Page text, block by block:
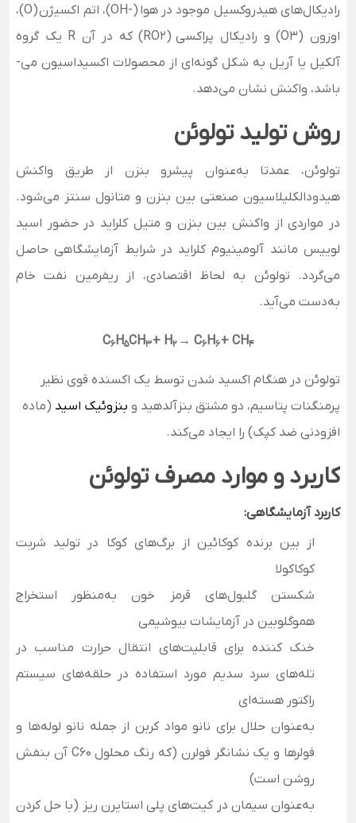
رادیکال‌های هیدروکسیل موجود در هوا (OH-)، اتم اکسیژن(O)،
اوزون (O3
) و رادیکال پراکسی (RO2) که در آنR یک گروه
آلکیل یا آریل به شکل گونه‌ای از محصولات اکسیداسیون می‌­
باشد، واکنش نشان می‌دهد.
روش تولید تولوئن
تولوئن، عمدتا به‌عنوان پیشرو بنزن از طریق واکنش
هیدودالکلیلاسیون صنعتی بین بنزن و متانول سنتز می‌شود.
در مواردی از واکنش بین بنزن و متیل کلراید در حضور اسید
لوییس مانند آلومینیوم کلراید در شرایط آزمایشگاهی حاصل
می‌گردد. تولوئن به لحاظ اقتصادی، از ریفرمین نفت خام
به‌دست می‌آید.
C6H5CH3+ H2→ C6H6+ CH4
تولوئن در هنگام اکسید شدن توسط یک اکسنده قوی نظیر
پرمنگنات پتاسیم، دو مشتق بنزآلدهید و بنزوئیک اسید (ماده
افزودنی ضد کپک) را ایجاد می‌کند.
کاربرد و موارد مصرف تولوئن
کاربرد آزمایشگاهی:
از بین برنده کوکائین از برگ‌های کوکا در تولید شربت
کوکاکولا
شکستن گلبول‌های قرمز خون به‌منظور استخراج
هموگلوبین در آزمایشات بیوشیمی
خنک کننده برای قابلیت‌های انتقال حرارت مناسب در
تله‌های سرد سدیم مورد استفاده در حلقه‌های سیستم
راکتور هسته‌ای
به‌عنوان حلال برای نانو مواد کربن از جمله نانو لوله‌‌ها و
فولرها و یک نشانگر فولرن (که رنگ محلول C60 آن بنفش
روشن است)
به‌عنوان سیمان در کیت‌های پلی استایرن ریز (با حل کردن